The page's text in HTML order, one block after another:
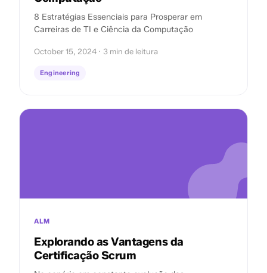
8 Estratégias Essenciais para Prosperar em
Carreiras de TI e Ciência da Computação
October 15, 2024 · 3 min de leitura
Engineering
ALM
Explorando as Vantagens da
Certificação Scrum